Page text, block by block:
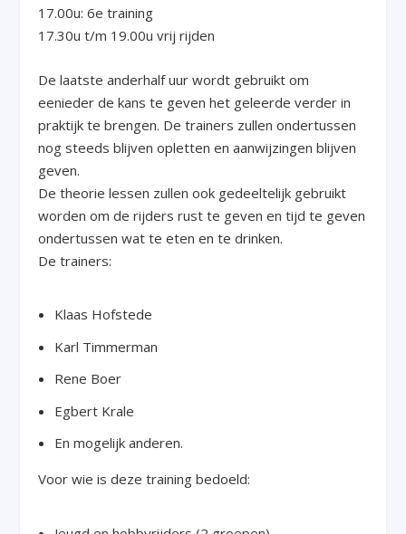
17.00u: 6e training
17.30u t/m 19.00u vrij rijden
De laatste anderhalf uur wordt gebruikt om
eenieder de kans te geven het geleerde verder in
praktijk te brengen. De trainers zullen ondertussen
nog steeds blijven opletten en aanwijzingen blijven
geven.
De theorie lessen zullen ook gedeeltelijk gebruikt
worden om de rijders rust te geven en tijd te geven
ondertussen wat te eten en te drinken.
De trainers:
Klaas Hofstede
Karl Timmerman
Rene Boer
Egbert Krale
En mogelijk anderen.
Voor wie is deze training bedoeld: